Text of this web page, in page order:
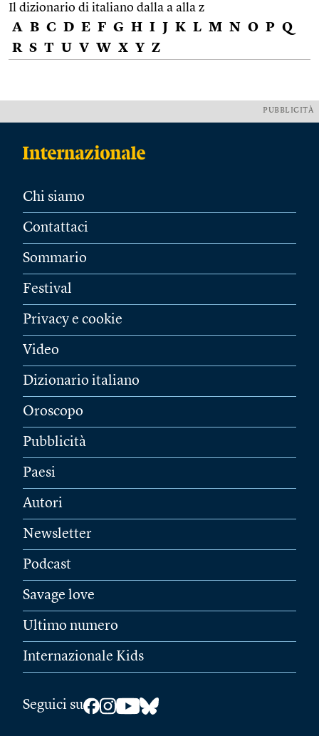
Il dizionario di italiano dalla a alla z
A B C D E F G H I J K L M N O P Q
R S T U V W X Y Z
PUBBLICITÀ
Chi siamo
Contattaci
Sommario
Festival
Privacy e cookie
Video
Dizionario italiano
Oroscopo
Pubblicità
Paesi
Autori
Newsletter
Podcast
Savage love
Ultimo numero
Internazionale Kids
Seguici su